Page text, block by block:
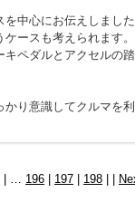
中心にお伝えしまし
ースも考えられます。
ペダルとアクセルの
り意識してクルマを
| … 196 197 198